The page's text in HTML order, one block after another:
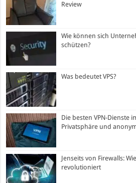
Review
Wie können sich
schützen?
Was bedeutet VPS?
Die besten VPN-Dienste
Privatsphäre und
Jenseits von Firewalls:
revolutioniert